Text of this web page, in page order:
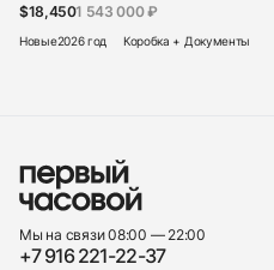
$18,4501 543 000 ₽
Новые2026 год Коробка + Документы
Мы на связи 08:00 — 22:00
+7 916 221-22-37